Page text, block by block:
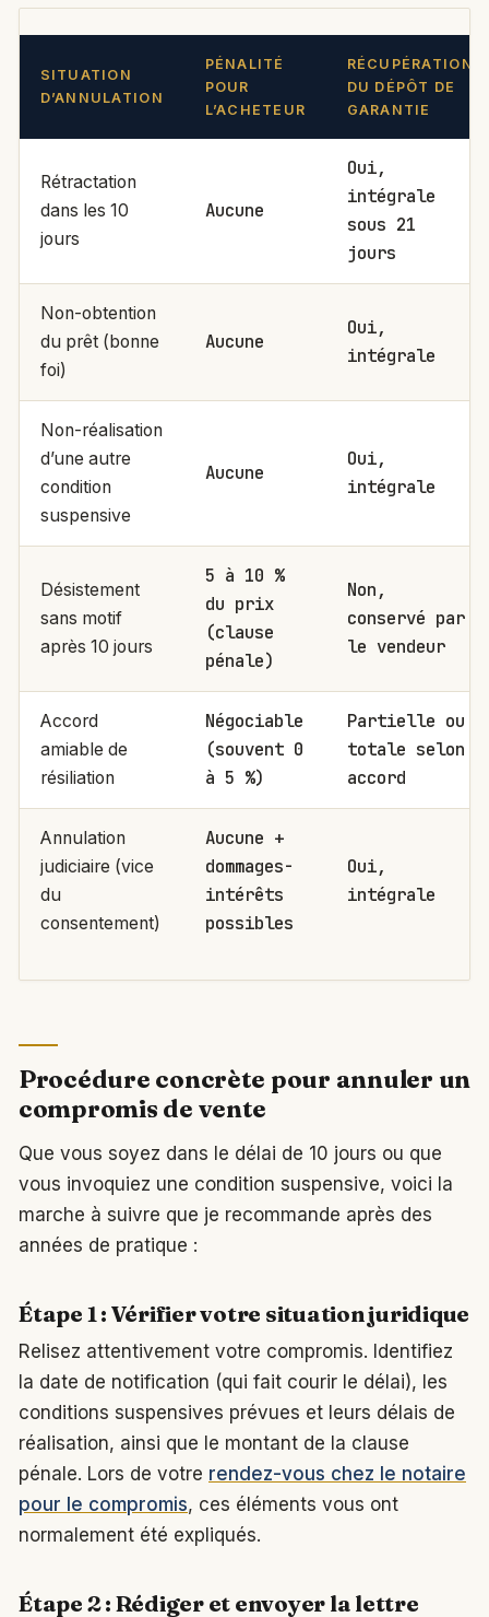
SITUATION
D’ANNULATION
PÉNALITÉ
POUR
L’ACHETEUR
RÉCUPÉRATION
DU DÉPÔT DE
GARANTIE
Rétractation
dans les 10
jours
Aucune
Oui,
intégrale
sous 21
jours
Non-obtention
du prêt (bonne
foi)
Aucune
Oui,
intégrale
Non-réalisation
d’une autre
condition
suspensive
Aucune
Oui,
intégrale
Désistement
sans motif
après 10 jours
5 à 10 %
du prix
(clause
pénale)
Non,
conservé par
le vendeur
Accord
amiable de
résiliation
Négociable
(souvent 0
à 5 %)
Partielle ou
totale selon
accord
Annulation
judiciaire (vice
du
consentement)
Aucune +
dommages-
intérêts
possibles
Oui,
intégrale
Procédure concrète pour annuler un
compromis de vente
Que vous soyez dans le délai de 10 jours ou que
vous invoquiez une condition suspensive, voici la
marche à suivre que je recommande après des
années de pratique :
Étape 1 : Vérifier votre situation juridique
Relisez attentivement votre compromis. Identifiez
la date de notification (qui fait courir le délai), les
conditions suspensives prévues et leurs délais de
réalisation, ainsi que le montant de la clause
pénale. Lors de votre rendez-vous chez le notaire
pour le compromis, ces éléments vous ont
normalement été expliqués.
Étape 2 : Rédiger et envoyer la lettre